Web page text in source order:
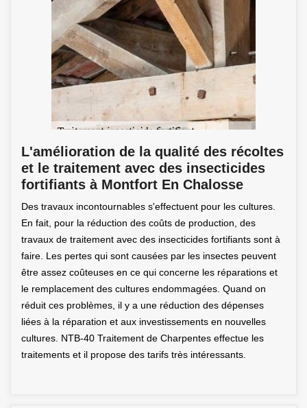
L'amélioration de la qualité des récoltes
et le traitement avec des insecticides
fortifiants à Montfort En Chalosse
Des travaux incontournables s'effectuent pour les cultures.
En fait, pour la réduction des coûts de production, des
travaux de traitement avec des insecticides fortifiants sont à
faire. Les pertes qui sont causées par les insectes peuvent
être assez coûteuses en ce qui concerne les réparations et
le remplacement des cultures endommagées. Quand on
réduit ces problèmes, il y a une réduction des dépenses
liées à la réparation et aux investissements en nouvelles
cultures. NTB-40 Traitement de Charpentes effectue les
traitements et il propose des tarifs très intéressants.